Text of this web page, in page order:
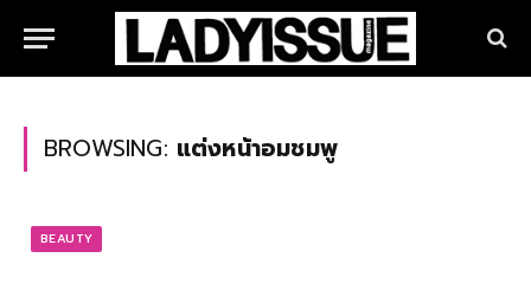
BROWSING: แต่งหน้าอมชมพู
BEAUTY